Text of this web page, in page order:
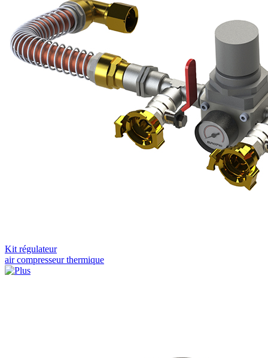
Kit régulateur
air compresseur thermique